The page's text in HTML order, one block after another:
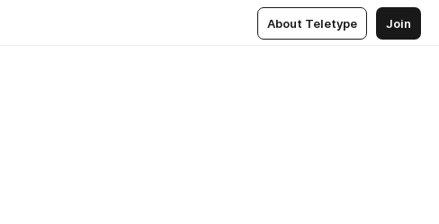
About Teletype Join